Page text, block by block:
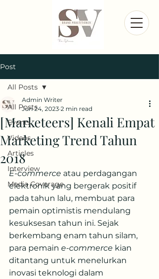
Post
All Posts
Events
Videos
Articles
Interview
Media Coverage
All Posts
[Marketeers] Kenali Empat
Marketing Trend Tahun
2018
Admin Writer
Jun 24, 2023 2 min read
E-commerce atau perdagangan
elektronik yang bergerak positif
pada tahun lalu, membuat para
pemain optimistis mendulang
kesuksesan tahun ini. Sejak
berkembang enam tahun silam,
para pemain e-commerce kian
ditantang untuk menelurkan
inovasi teknologi dalam